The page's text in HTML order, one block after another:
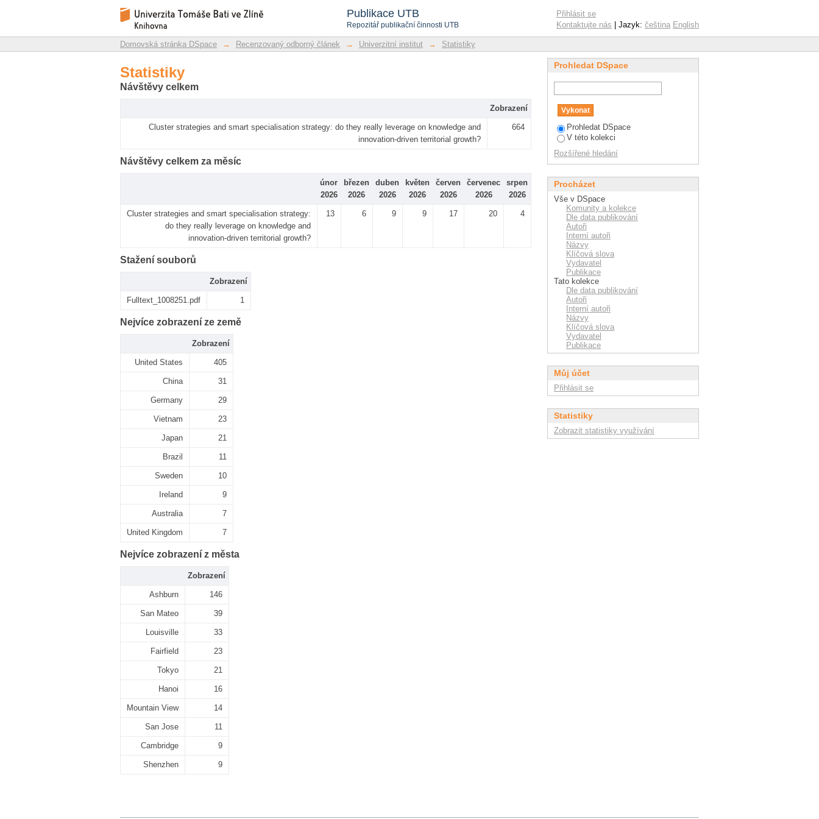
Publikace UTB
Repozitář publikační činnosti UTB
Statistiky
Repozitář DSpace/Manakin
Přihlásit se
Kontaktujte nás | Jazyk: čeština English
Domovská stránka DSpace → Recenzovaný odborný článek → Univerzitní institut → Statistiky
Statistiky
Návštěvy celkem
Zobrazení
Cluster strategies and smart specialisation strategy: do they really leverage on knowledge and
innovation-driven territorial growth?
664
Návštěvy celkem za měsíc
únor
2026
březen
2026
duben
2026
květen
2026
červen
2026
červenec
2026
srpen
2026
Cluster strategies and smart specialisation strategy:
do they really leverage on knowledge and
innovation-driven territorial growth?
13 6 9 9 17 20 4
Stažení souborů
Zobrazení
Fulltext_1008251.pdf 1
Nejvíce zobrazení ze země
Zobrazení
United States 405
China 31
Germany 29
Vietnam 23
Japan 21
Brazil 11
Sweden 10
Ireland 9
Australia 7
United Kingdom 7
Nejvíce zobrazení z města
Zobrazení
Ashburn 146
San Mateo 39
Louisville 33
Fairfield 23
Tokyo 21
Hanoi 16
Mountain View 14
San Jose 11
Cambridge 9
Shenzhen 9
Prohledat DSpace
Prohledat DSpace
V této kolekci
Rozšířené hledání
Procházet
Vše v DSpace
Komunity a kolekce
Dle data publikování
Autoři
Interní autoři
Názvy
Klíčová slova
Vydavatel
Publikace
Tato kolekce
Dle data publikování
Autoři
Interní autoři
Názvy
Klíčová slova
Vydavatel
Publikace
Můj účet
Přihlásit se
Statistiky
Zobrazit statistiky využívání